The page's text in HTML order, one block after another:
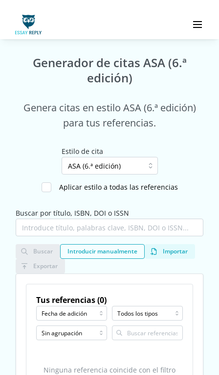
Generador de citas ASA (6.ª
edición)
Genera citas en estilo ASA (6.ª edición)
para tus referencias.
Estilo de cita
Aplicar estilo a todas las referencias
Buscar por título, ISBN, DOI o ISSN
Buscar Introducir manualmente
Importar
Exportar
Tus referencias (0)
Ninguna referencia coincide con el filtro